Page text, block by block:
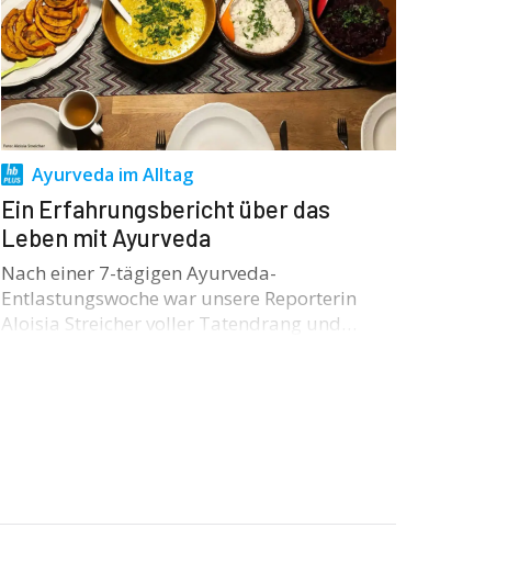
Ayurveda im Alltag
Ein Erfahrungsbericht über das
Leben mit Ayurveda
Nach einer 7-tägigen Ayurveda-
Entlastungswoche war unsere Reporterin
Aloisia Streicher voller Tatendrang und…